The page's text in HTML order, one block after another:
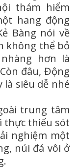
thám hiểm
hang động
Bàng nói về
không thể bỏ
hơn là
đâu, Động
siêu dễ nhé
trung tâm
thực thiếu sót
nghiệm một
núi đá vôi ở